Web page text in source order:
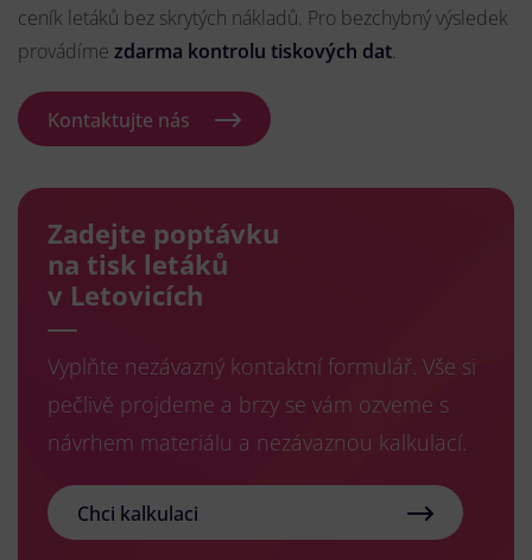
ceník letáků bez skrytých nákladů. Pro bezchybný výsledek
provádíme zdarma kontrolu tiskových dat.
Kontaktujte nás
Zadejte poptávku
na tisk letáků
v Letovicích
Vyplňte nezávazný kontaktní formulář. Vše si
pečlivě projdeme a brzy se vám ozveme s
návrhem materiálu a nezávaznou kalkulací.
Chci kalkulaci